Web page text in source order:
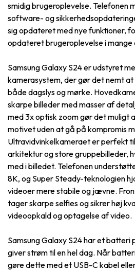
smidig brugeroplevelse. Telefonen
software- og
sig opdateret med nye funktioner,
opdateret brugeroplevelse i mange
Samsung Galaxy S24 er udstyret
kamerasystem, der gør det nemt
både dagslys og mørke.
skarpe billeder med masser af
med 3x optisk zoom gør det
motivet uden at gå på kompromis
Ultravidvinkelkameraet er perfekt
arkitektur og store gruppebilleder,
med i billedet. Telefonen
8K, og Super Steady-teknologien
videoer mere stabile og jævne.
tager skarpe selfies og sikrer høj
videoopkald og optagelse af video.
Samsung Galaxy S24 har et
giver strøm til en hel dag. Når
gøre dette med et USB-C kabel